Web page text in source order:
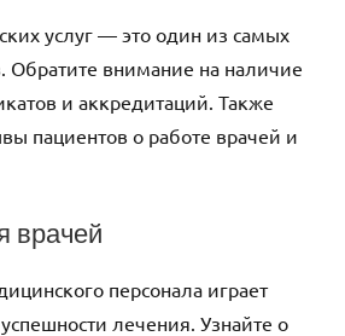
услуг — это один из самых
Обратите внимание на наличие
и аккредитаций. Также
пациентов о работе врачей и
врачей
персонала играет
лечения. Узнайте о